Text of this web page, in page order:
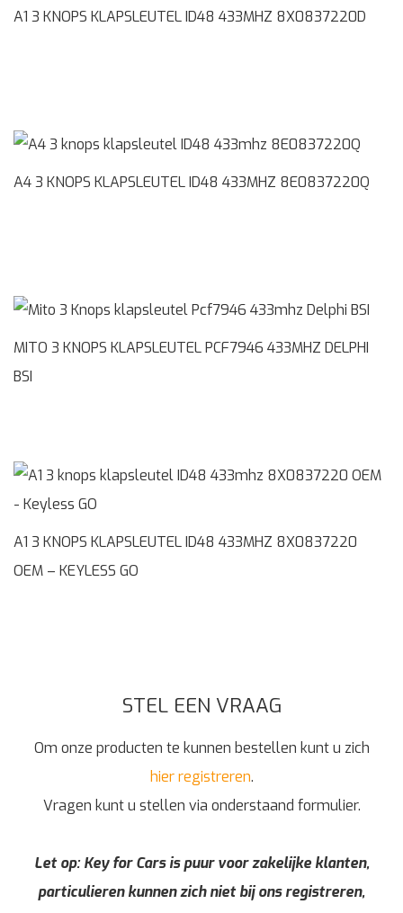
A1 3 KNOPS KLAPSLEUTEL ID48 433MHZ 8X0837220D
A4 3 KNOPS KLAPSLEUTEL ID48 433MHZ 8E0837220Q
MITO 3 KNOPS KLAPSLEUTEL PCF7946 433MHZ DELPHI
BSI
A1 3 KNOPS KLAPSLEUTEL ID48 433MHZ 8X0837220
OEM – KEYLESS GO
STEL EEN VRAAG
Om onze producten te kunnen bestellen kunt u zich
hier registreren.
Vragen kunt u stellen via onderstaand formulier.
Let op: Key for Cars is puur voor zakelijke klanten,
particulieren kunnen zich niet bij ons registreren,